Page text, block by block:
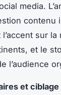
media.
contenu
sur
et le
l’audience
et